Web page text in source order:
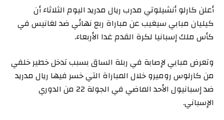
أعلن كارلو أنشيلوتي مدرب ريال مدريد اليوم الثلاثاء أن
كيليان مبابي سيغيب عن مباراة ربع نهائي ضد لغانيس في
كأس ملك إسبانيا لكرة القدم غدا الأربعاء.
وتعرض مبابي لإصابة في ربلة الساق بسبب تدخل خطير خلفي
من كارلوس روميرو خلال المباراة التي خسر فيها ريال مدريد
ضد إسبانيول الأحد الماضي في الجولة 22 من الدوري
الإسباني.